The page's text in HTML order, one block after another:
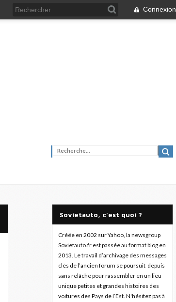
Connexion
Sovietauto, c'est quoi ?
Créée en 2002 sur Yahoo, la newsgroup
Sovietauto.fr est passée au format blog en
2013. Le travail d’archivage des messages
clés de l’ancien forum se poursuit depuis
sans relâche pour rassembler en un lieu
unique petites et grandes histoires des
voitures des Pays de l’Est. N'hésitez pas à